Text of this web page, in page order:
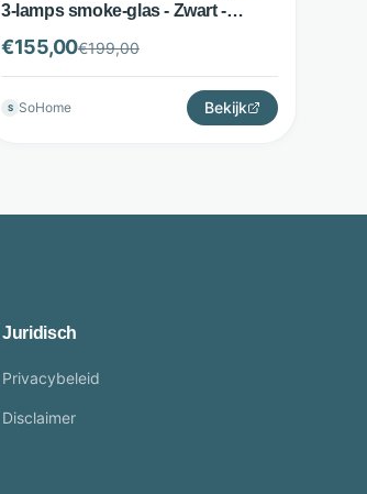
3-lamps smoke-glas - Zwart -
LifestyleFurn
€155,00€199,00
S SoHome Bekijk
Juridisch
Privacybeleid
Disclaimer